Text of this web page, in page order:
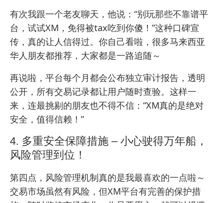
有次我跟一个老友聊天，他说：“别玩那些不靠谱平
台，试试XM，免得被tax吃到你傻！”这种口碑宣
传，真的让人信得过。你自己看啦，很多马来西亚
华人朋友都推荐，大家都是一路追随～
再说啦，平台每个月都会公布独立审计报告，透明
公开，所有交易记录都让用户随时查验。这样一
来，连最挑剔的朋友也不得不信：“XM真的是绝对
安全，值得信赖！”
4. 多重安全保障措施 – 小心驶得万年船，
风险管理到位！
第四点，风险管理机制真的是我最喜欢的一点啦～
交易市场虽然有风险，但XM平台有完善的保护措